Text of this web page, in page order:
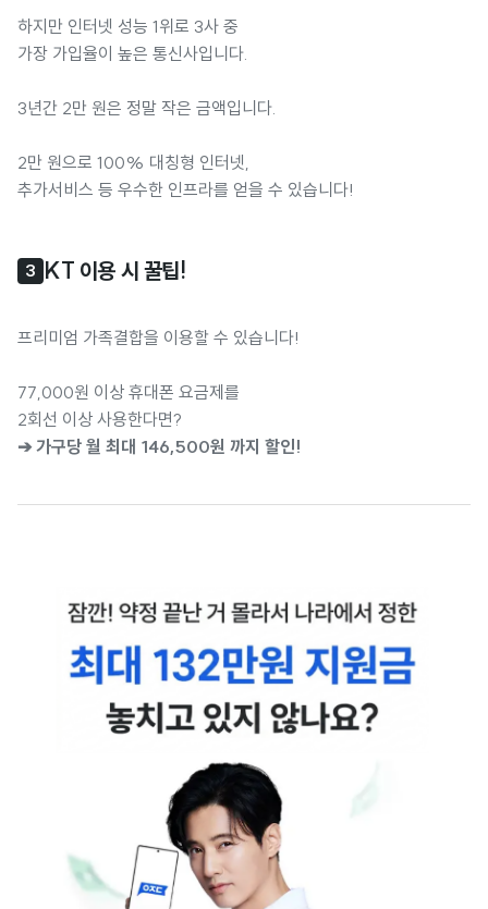
하지만 인터넷 성능 1위로 3사 중
가장 가입율이 높은 통신사입니다.
3년간 2만 원은 정말 작은 금액입니다.
2만 원으로 100% 대칭형 인터넷,
추가서비스 등 우수한 인프라를 얻을 수 있습니다!
3 KT 이용 시 꿀팁!
프리미엄 가족결합을 이용할 수 있습니다!
77,000원 이상 휴대폰 요금제를
2회선 이상 사용한다면?
➔ 가구당 월 최대 146,500원 까지 할인!